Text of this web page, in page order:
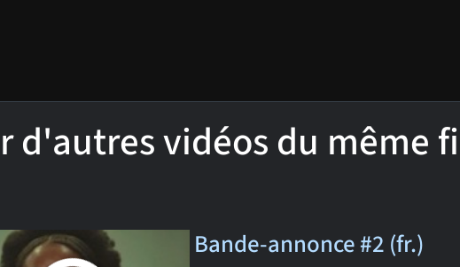
d'autres vidéos du même
Bande-annonce #2 (fr.)